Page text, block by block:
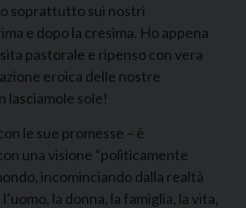
soprattutto sui nostri
e dopo la cresima. Ho appena
pastorale e ripenso con vera
eroica delle nostre
lasciamole sole!
le sue promesse – è
una visione “politicamente
incominciando dalla realtà
la donna, la famiglia, la vita,